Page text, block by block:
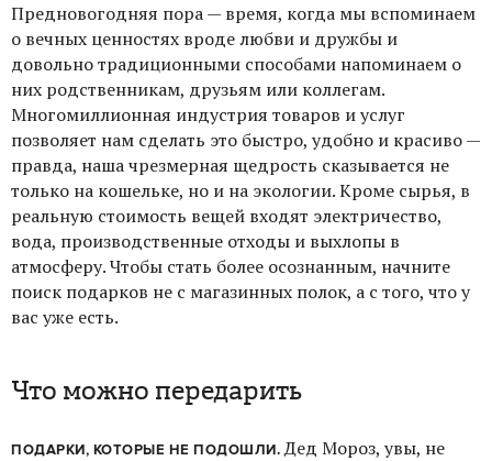
Предновогодняя пора — время, когда мы вспоминаем
о вечных ценностях вроде любви и дружбы и
довольно традиционными способами напоминаем о
них родственникам, друзьям или коллегам.
Многомиллионная индустрия товаров и услуг
позволяет нам сделать это быстро, удобно и красиво —
правда, наша чрезмерная щедрость сказывается не
только на кошельке, но и на экологии. Кроме сырья, в
реальную стоимость вещей входят электричество,
вода, производственные отходы и выхлопы в
атмосферу. Чтобы стать более осознанным, начните
поиск подарков не с магазинных полок, а с того, что у
вас уже есть.
Что можно передарить
ПОДАРКИ, КОТОРЫЕ НЕ ПОДОШЛИ.Дед Мороз, увы, не